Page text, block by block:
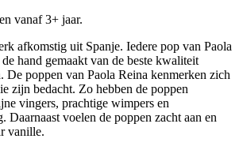
vanaf 3+ jaar.
afkomstig uit Spanje. Iedere pop van Paola
hand gemaakt van de beste kwaliteit
De poppen van Paola Reina kenmerken zich
zijn bedacht. Zo hebben de poppen
vingers, prachtige wimpers en
Daarnaast voelen de poppen zacht aan en
vanille.